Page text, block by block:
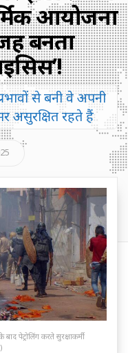
आयोजनों
बनता
से बनी वे अपनी
असुरक्षित रहते हैं
पेट्रोलिंग करते सुरक्षाकर्मी